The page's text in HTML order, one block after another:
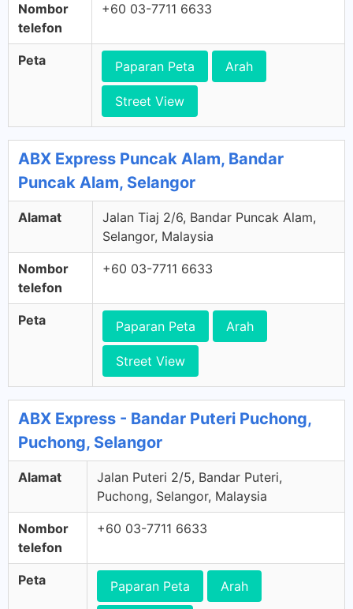
Nombor
telefon
+60 03-7711 6633
Peta Paparan Peta Arah
Street View
ABX Express Puncak Alam, Bandar
Puncak Alam, Selangor
Alamat
Jalan Tiaj 2/6, Bandar Puncak Alam,
Selangor, Malaysia
Nombor
telefon
+60 03-7711 6633
Peta Paparan Peta Arah
Street View
ABX Express - Bandar Puteri Puchong,
Puchong, Selangor
Alamat
Jalan Puteri 2/5, Bandar Puteri,
Puchong, Selangor, Malaysia
Nombor
telefon
+60 03-7711 6633
Peta Paparan Peta Arah